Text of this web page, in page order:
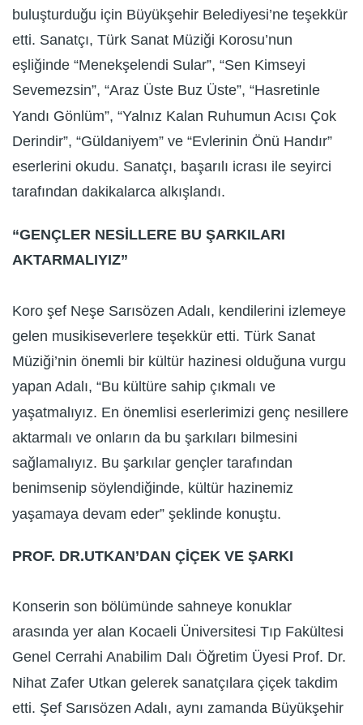
buluşturduğu için Büyükşehir Belediyesi’ne teşekkür
etti. Sanatçı, Türk Sanat Müziği Korosu’nun
eşliğinde “Menekşelendi Sular”, “Sen Kimseyi
Sevemezsin”, “Araz Üste Buz Üste”, “Hasretinle
Yandı Gönlüm”, “Yalnız Kalan Ruhumun Acısı Çok
Derindir”, “Güldaniyem” ve “Evlerinin Önü Handır”
eserlerini okudu. Sanatçı, başarılı icrası ile seyirci
tarafından dakikalarca alkışlandı.
“GENÇLER NESİLLERE BU ŞARKILARI
AKTARMALIYIZ”
Koro şef Neşe Sarısözen Adalı, kendilerini izlemeye
gelen musikiseverlere teşekkür etti. Türk Sanat
Müziği’nin önemli bir kültür hazinesi olduğuna vurgu
yapan Adalı, “Bu kültüre sahip çıkmalı ve
yaşatmalıyız. En önemlisi eserlerimizi genç nesillere
aktarmalı ve onların da bu şarkıları bilmesini
sağlamalıyız. Bu şarkılar gençler tarafından
benimsenip söylendiğinde, kültür hazinemiz
yaşamaya devam eder” şeklinde konuştu.
PROF. DR.UTKAN’DAN ÇİÇEK VE ŞARKI
Konserin son bölümünde sahneye konuklar
arasında yer alan Kocaeli Üniversitesi Tıp Fakültesi
Genel Cerrahi Anabilim Dalı Öğretim Üyesi Prof. Dr.
Nihat Zafer Utkan gelerek sanatçılara çiçek takdim
etti. Şef Sarısözen Adalı, aynı zamanda Büyükşehir